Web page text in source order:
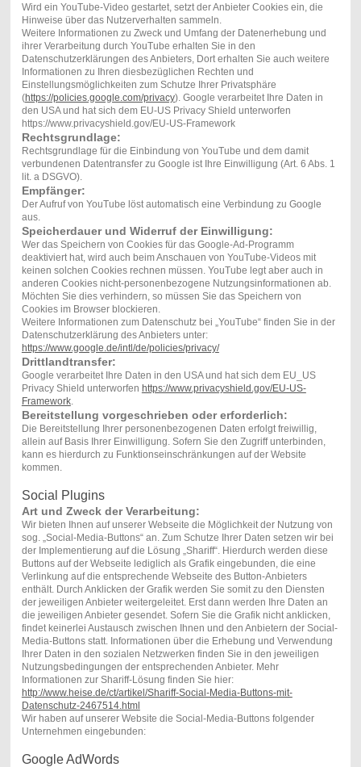
Wird ein YouTube-Video gestartet, setzt der Anbieter Cookies ein, die
Hinweise über das Nutzerverhalten sammeln.
Weitere Informationen zu Zweck und Umfang der Datenerhebung und
ihrer Verarbeitung durch YouTube erhalten Sie in den
Datenschutzerklärungen des Anbieters, Dort erhalten Sie auch weitere
Informationen zu Ihren diesbezüglichen Rechten und
Einstellungsmöglichkeiten zum Schutze Ihrer Privatsphäre
(https://policies.google.com/privacy). Google verarbeitet Ihre Daten in
den USA und hat sich dem EU-US Privacy Shield unterworfen
https://www.privacyshield.gov/EU-US-Framework
Rechtsgrundlage:
Rechtsgrundlage für die Einbindung von YouTube und dem damit
verbundenen Datentransfer zu Google ist Ihre Einwilligung (Art. 6 Abs. 1
lit. a DSGVO).
Empfänger:
Der Aufruf von YouTube löst automatisch eine Verbindung zu Google
aus.
Speicherdauer und Widerruf der Einwilligung:
Wer das Speichern von Cookies für das Google-Ad-Programm
deaktiviert hat, wird auch beim Anschauen von YouTube-Videos mit
keinen solchen Cookies rechnen müssen. YouTube legt aber auch in
anderen Cookies nicht-personenbezogene Nutzungsinformationen ab.
Möchten Sie dies verhindern, so müssen Sie das Speichern von
Cookies im Browser blockieren.
Weitere Informationen zum Datenschutz bei „YouTube“ finden Sie in der
Datenschutzerklärung des Anbieters unter:
https://www.google.de/intl/de/policies/privacy/
Drittlandtransfer:
Google verarbeitet Ihre Daten in den USA und hat sich dem EU_US
Privacy Shield unterworfen https://www.privacyshield.gov/EU-US-
Framework.
Bereitstellung vorgeschrieben oder erforderlich:
Die Bereitstellung Ihrer personenbezogenen Daten erfolgt freiwillig,
allein auf Basis Ihrer Einwilligung. Sofern Sie den Zugriff unterbinden,
kann es hierdurch zu Funktionseinschränkungen auf der Website
kommen.
Social Plugins
Art und Zweck der Verarbeitung:
Wir bieten Ihnen auf unserer Webseite die Möglichkeit der Nutzung von
sog. „Social-Media-Buttons“ an. Zum Schutze Ihrer Daten setzen wir bei
der Implementierung auf die Lösung „Shariff“. Hierdurch werden diese
Buttons auf der Webseite lediglich als Grafik eingebunden, die eine
Verlinkung auf die entsprechende Webseite des Button-Anbieters
enthält. Durch Anklicken der Grafik werden Sie somit zu den Diensten
der jeweiligen Anbieter weitergeleitet. Erst dann werden Ihre Daten an
die jeweiligen Anbieter gesendet. Sofern Sie die Grafik nicht anklicken,
findet keinerlei Austausch zwischen Ihnen und den Anbietern der Social-
Media-Buttons statt. Informationen über die Erhebung und Verwendung
Ihrer Daten in den sozialen Netzwerken finden Sie in den jeweiligen
Nutzungsbedingungen der entsprechenden Anbieter. Mehr
Informationen zur Shariff-Lösung finden Sie hier:
http://www.heise.de/ct/artikel/Shariff-Social-Media-Buttons-mit-
Datenschutz-2467514.html
Wir haben auf unserer Website die Social-Media-Buttons folgender
Unternehmen eingebunden:
Google AdWords